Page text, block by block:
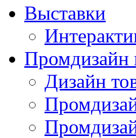
Выставки
Промдизайн
Дизайн